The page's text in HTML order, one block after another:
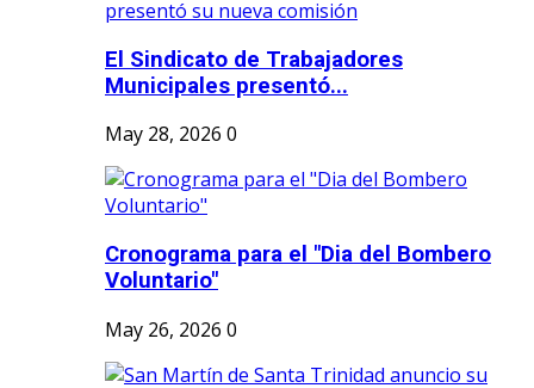
El Sindicato de Trabajadores
Municipales presentó...
May 28, 2026 0
Cronograma para el "Dia del Bombero
Voluntario"
May 26, 2026 0